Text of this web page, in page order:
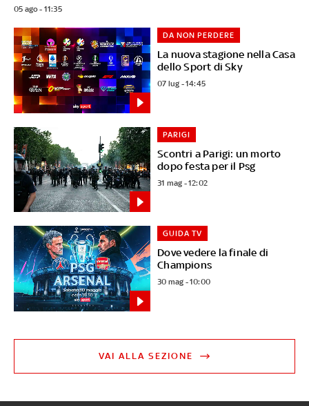
05 ago - 11:35
La nuova stagione nella Casa
dello Sport di Sky
DA NON PERDERE
07 lug - 14:45
Scontri a Parigi: un morto
dopo festa per il Psg
PARIGI
31 mag - 12:02
Dove vedere la finale di
Champions
GUIDA TV
30 mag - 10:00
VAI ALLA SEZIONE